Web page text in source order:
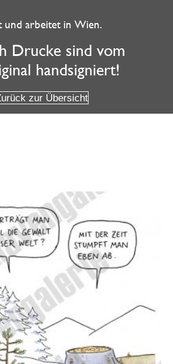
und arbeitet in Wien.
Drucke sind vom
handsigniert!
zur Übersicht